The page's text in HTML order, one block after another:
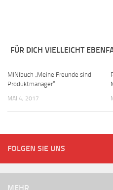
FÜR DICH VIELLEICHT
MINIbuch „Meine Freunde sind
Produktmanager“
MAI 4, 2017
FOLGEN SIE UNS
MEHR